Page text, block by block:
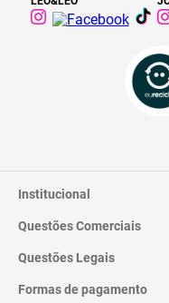
Institucional
Catálogo
Quem Somos
Questões Comerciais
Trocas e Devoluções
Entrega
Questões Legais
Termos de Uso
Formas de pagamento